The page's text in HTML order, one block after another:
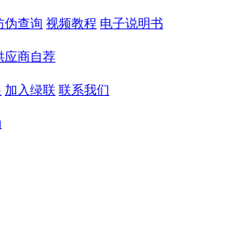
伪查询 视频教程 电子说明书
应商自荐
加入绿联 联系我们